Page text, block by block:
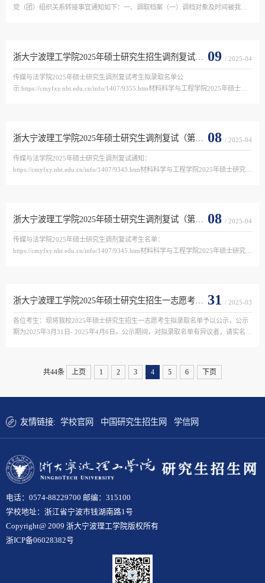
党（团）组织关系转接事宜通知如下：一、调取档案（一）调档对象及时间被我校
09 / 2025-04
传媒与法学院2025年硕士研究生调剂复试考生拟录取名单公
示:https://cmyfxy.nbt.edu.cn/info/1407/9355.htm材料科学与工程学院2025年硕士研
08 / 2025-04
传媒与法学院2025年硕士研究生调剂复试通知：
https://cmyfxy.nbt.edu.cn/info/1407/9343.htm材料科学与工程学院2025年硕士研究生
08 / 2025-04
传媒与法学院2025年硕士研究生调剂复试考生名单：
https://cmyfxy.nbt.edu.cn/info/1407/9345.htm材料科学与工程学院2025年硕士研究生
31 / 2025-03
各位考生：现将我校2025年硕士研究生招生一志愿考生拟录取名单予以公示，公示
期为2025年3月31日- 2025年4月6日。公示期间，对拟录取名单有异议者，请实名向
共44条 上页 1 2 3 4 5 6 下页
友情链接: 学校官网 中国研究生招生网 学信网
电话：0574-88229700 邮编：315100
学校地址：浙江省宁波市钱湖南路1号
Copyright@ 2009 浙大宁波理工学院版权所有
浙ICP备06028382号